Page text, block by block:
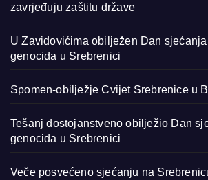
zavrjeđuju zaštitu države
U Zavidovićima obilježen Dan
genocida u Srebrenici
Spomen-obilježje Cvijet Srebrenice u
Tešanj dostojanstveno obilježio Dan
genocida u Srebrenici
Veče posvećeno sjećanju na